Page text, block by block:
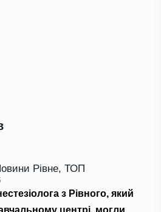
Рівне, ТОП
з Рівного, який
центрі, могли